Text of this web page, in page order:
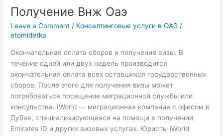
Получение Внж Оаэ
Leave a Comment / Консалтинговые услуги в ОАЭ /
etomidetka
Окончательная оплата сборов и получение визы. В
течение одной или двух недель производится
окончательная оплата всех оставшихся государственных
сборов. После этого для получения визы может
потребоваться посещение миграционной службы или
консульства. IWorld — миграционная компания с офисом в
Дубае, специализирующаяся на помощи в получении
Emirates ID и других визовых услугах. Юристы iWorld
Получение
Оаэ